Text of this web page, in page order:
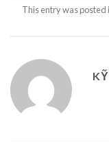
This entry was posted